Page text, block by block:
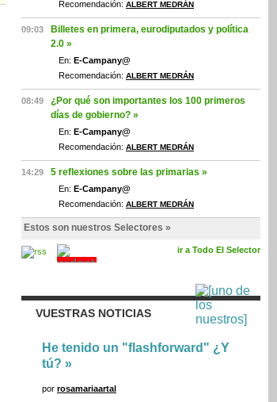
Recomendación: ALBERT MEDRÁN
09:03
Billetes en primera, eurodiputados y política
2.0 »
En: E-Campany@
Recomendación: ALBERT MEDRÁN
08:49
¿Por qué son importantes los 100 primeros
días de gobierno? »
En: E-Campany@
Recomendación: ALBERT MEDRÁN
14:29 5 reflexiones sobre las primarias »
En: E-Campany@
Recomendación: ALBERT MEDRÁN
Estos son nuestros Selectores »
ir a Todo El Selector
VUESTRAS NOTICIAS
He tenido un "flashforward" ¿Y
tú? »
por rosamariaartal